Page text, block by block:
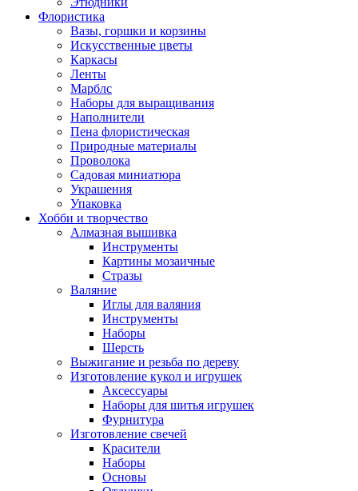
Флористика
Вазы, горшки и корзины
Искусственные цветы
Каркасы
Ленты
Марблс
Наборы для выращивания
Наполнители
Пена флористическая
Природные материалы
Проволока
Садовая миниатюра
Украшения
Упаковка
Хобби и творчество
Алмазная вышивка
Инструменты
Картины мозаичные
Стразы
Валяние
Иглы для валяния
Инструменты
Наборы
Шерсть
Выжигание и резьба по дереву
Изготовление кукол и игрушек
Аксессуары
Наборы для шитья игрушек
Фурнитура
Изготовление свечей
Красители
Наборы
Основы